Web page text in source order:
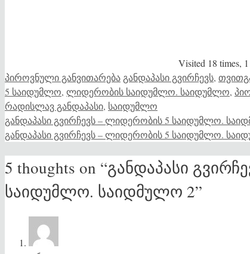
Visited 18 times,
Categories
პიროვნული განვითარება Tags
განდაპასი გვირჩევს,
5 საიდუმლო, ლიდერობის საიდუმლო. საიდუმლო,
რადისლავ განდაპასი, საიდუმლო
განდაპასი გვირჩევს – ლიდერობის 5 საიდუმლო.
განდაპასი გვირჩევს – ლიდერობის 5 საიდუმლო.
5 thoughts on “განდაპასი
საიდუმლო. საიდმულო 2”